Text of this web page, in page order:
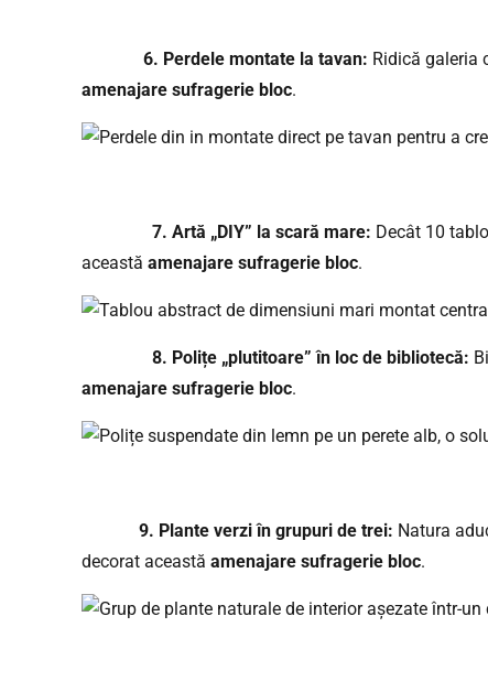
6. Perdele montate la tavan: Ridică galeria
amenajare sufragerie bloc.
7. Artă „DIY” la scară mare: Decât 10
această amenajare sufragerie bloc.
8. Polițe „plutitoare” în loc de bibliotecă:
amenajare sufragerie bloc.
9. Plante verzi în grupuri de trei: Natura
decorat această amenajare sufragerie bloc.